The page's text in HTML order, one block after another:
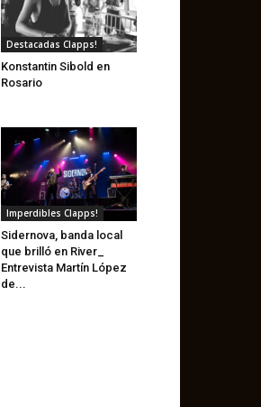
Destacadas Clapps!
Konstantin Sibold en
Rosario
Imperdibles Clapps!
Sidernova, banda local
que brilló en River_
Entrevista Martín López
de...